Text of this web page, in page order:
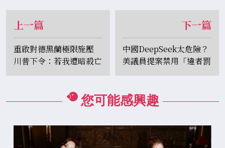
上一篇
重啟對德黑蘭極限施壓
川普下令：若我遭暗殺亡
將「徹底殲滅伊朗」
下一篇
中國DeepSeek太危險？
美議員提案禁用「違者罰
100萬美元、可關20年」
您可能感興趣